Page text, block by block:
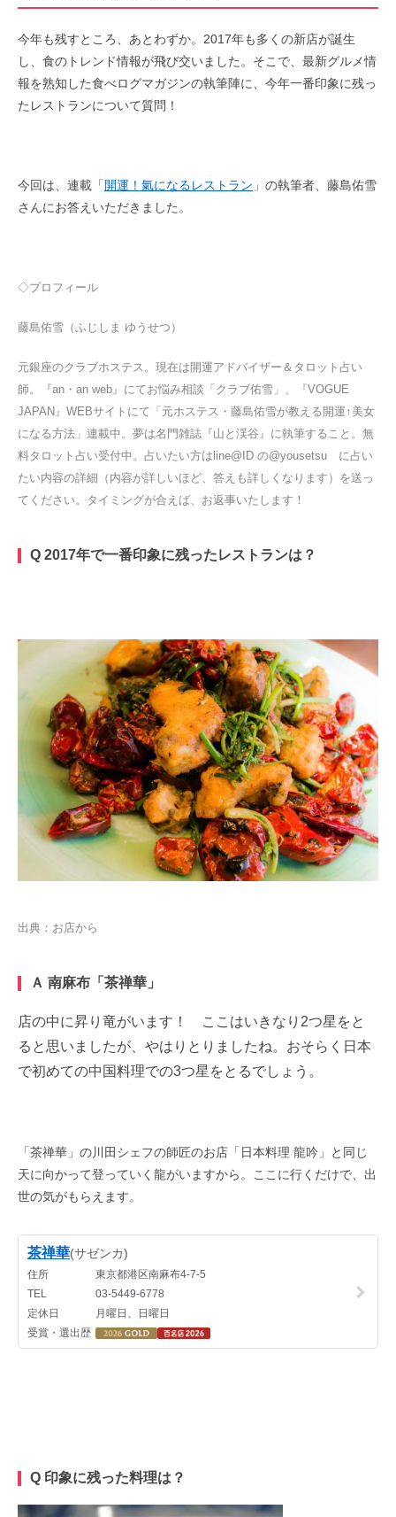
今年も残すところ、あとわずか。2017年も多くの新店が誕生
し、食のトレンド情報が飛び交いました。そこで、最新グルメ情
報を熟知した食べログマガジンの執筆陣に、今年一番印象に残っ
たレストランについて質問！
今回は、連載「開運！氣になるレストラン 」の執筆者、藤島佑雪
さんにお答えいただきました。
◇プロフィール
藤島佑雪（ふじしま ゆうせつ）
元銀座のクラブホステス。現在は開運アドバイザー＆タロット占い
師。『an・an web』にてお悩み相談「クラブ佑雪」、『VOGUE
JAPAN』WEBサイトにて「元ホステス・藤島佑雪が教える開運↑美女
になる方法」連載中。夢は名門雑誌『山と渓谷』に執筆すること。無
料タロット占い受付中。占いたい方はline@ID の@yousetsu に占い
たい内容の詳細（内容が詳しいほど、答えも詳しくなります）を送っ
てください。タイミングが合えば、お返事いたします！
Q 2017年で一番印象に残ったレストランは？
出典：お店から
Ａ 南麻布「茶禅華」
店の中に昇り竜がいます！ ここはいきなり2つ星をと
ると思いましたが、やはりとりましたね。おそらく日本
で初めての中国料理での3つ星をとるでしょう。
「茶禅華」の川田シェフの師匠のお店「日本料理 龍吟」と同じ
天に向かって登っていく龍がいますから。ここに行くだけで、出
世の気がもらえます。
Q 印象に残った料理は？